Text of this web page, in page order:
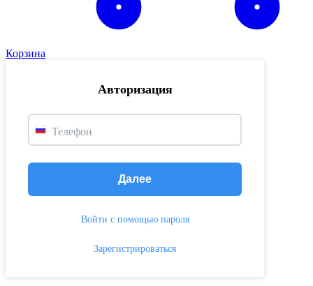
Корзина
Авторизация
Телефон
Далее
Войти с помощью пароля
Зарегистрироваться